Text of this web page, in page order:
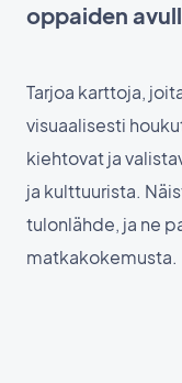
oppaiden
Tarjoa karttoja,
visuaalisesti
kiehtovat ja
ja kulttuurista.
tulonlähde, ja ne
matkakokemusta.